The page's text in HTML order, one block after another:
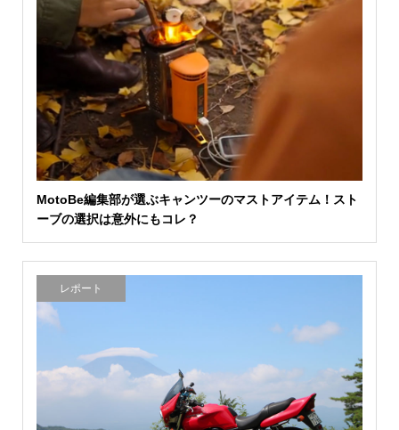
MotoBe編集部が選ぶキャンツーのマストアイテム！スト
ーブの選択は意外にもコレ？
レポート